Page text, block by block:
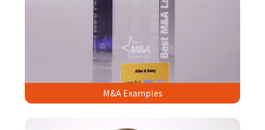
M&A Examples